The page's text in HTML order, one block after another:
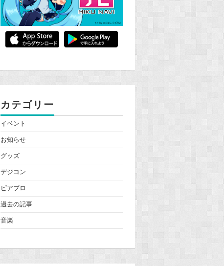
カテゴリー
イベント
お知らせ
グッズ
デジコン
ピアプロ
過去の記事
音楽